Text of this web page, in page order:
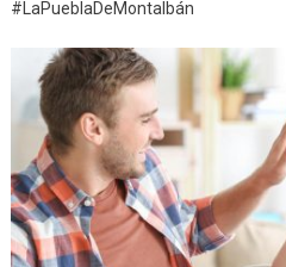
#LaPueblaDeMontalbán